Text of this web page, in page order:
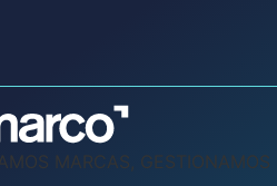
MARCAS,